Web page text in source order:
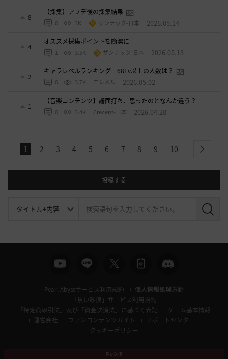
8
【採集】アプデ後の採集結果
0 3K ザンナック-日本 2026.05.14
4
オススメ採集ポイントを簡潔に
1 3.5K ザンナック-日本 2026.05.13
2
キャラレベルランキング 68Lv以上の人数は？
0 3.7K エレメル 2026.05.02
1
【音楽コンテンツ】譜面打ち、思ったのとなんか違う？
0 3.4K Crecent-日本 2026.04.28
1 2 3 4 5 6 7 8 9 10 next
投稿する
検
Pearl Abyssサービス利用規約
個人情報処理方針
「黒い砂漠」サービス利用規約
「特定商取引法」及び「資金決済法」に基づく表記
ゲーム基本情報
運営会社
ファンコンテンツガイド
サポートセンター
クッキーポリシー
黒い砂漠